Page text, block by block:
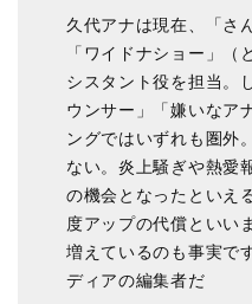
久代アナは現在、「さ
「ワイドナショー」（
シスタント役を担当。
ウンサー」「嫌いなア
ングではいずれも圏外
ない。炎上騒ぎや熱愛
の機会となったといえ
度アップの代償といい
増えているのも事実で
ディアの編集者だ